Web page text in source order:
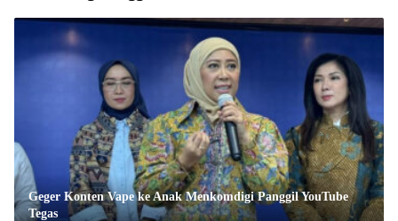
Geger Konten Vape ke Anak Menkomdigi Panggil YouTube
Tegas